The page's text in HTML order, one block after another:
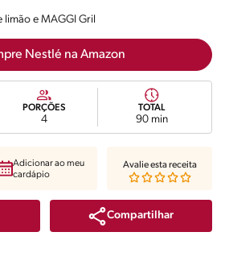
e MAGGI Gril
Nestlé na Amazon
PORÇÕES
4
TOTAL
90 min
Compartilhar
Adicionar ao meu
cardápio
Avalie esta receita